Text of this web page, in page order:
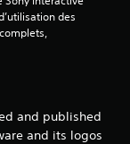
des
and published
and its logos